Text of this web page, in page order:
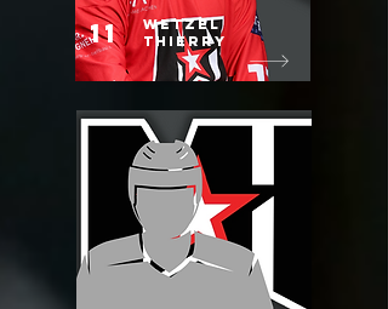
11
Wetzel
thIerry